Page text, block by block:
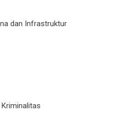
dan Infrastruktur